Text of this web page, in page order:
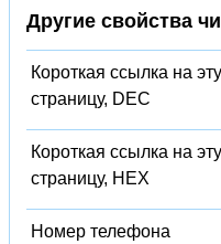
Другие свойства
Короткая ссылка на эту
страницу, DEC
Короткая ссылка на эту
страницу, HEX
Номер телефона